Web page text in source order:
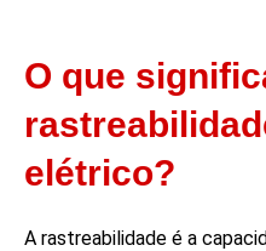
O que
elétrico?
A rastreabilidade é a